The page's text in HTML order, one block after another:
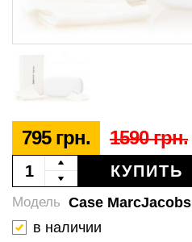
795 грн. 1590 грн.
КУПИТЬ
Case MarcJacobs
Модель
в наличии